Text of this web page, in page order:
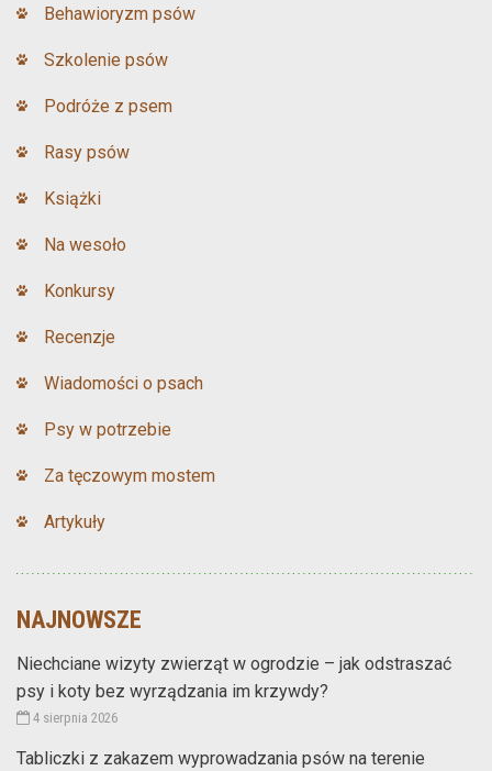
Behawioryzm psów
Szkolenie psów
Podróże z psem
Rasy psów
Książki
Na wesoło
Konkursy
Recenzje
Wiadomości o psach
Psy w potrzebie
Za tęczowym mostem
Artykuły
NAJNOWSZE
Niechciane wizyty zwierząt w ogrodzie – jak odstraszać
psy i koty bez wyrządzania im krzywdy?
4 sierpnia 2026
Tabliczki z zakazem wyprowadzania psów na terenie